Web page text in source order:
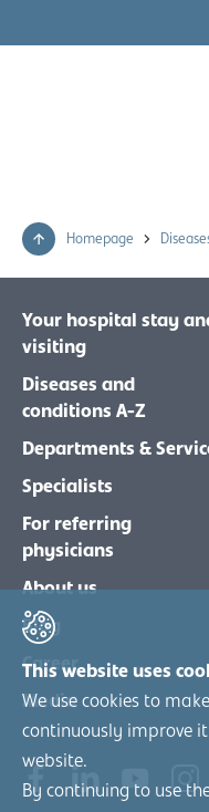
This website uses
We use cookies to
continuously improve
website.
By continuing to use
Homepage
Your hospital stay
visiting
Diseases and
conditions A-Z
Departments &
Specialists
For referring
physicians
About us
Blog
Career
Media